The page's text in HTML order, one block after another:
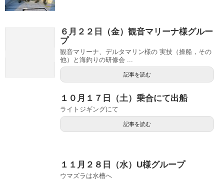
６月２２日（金）観音マリーナ様グルー
プ
観音マリーナ、デルタマリン様の 実技（操船，その
他）と海釣りの研修会 ...
記事を読む
１０月１７日（土）乗合にて出船
ライトジギングにて
記事を読む
１１月２８日（水）U様グループ
ウマズラは水槽へ